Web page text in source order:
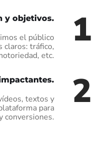
1
y objetivos.
el público
claros: tráfico,
etc.
2
textos y
para
conversiones.